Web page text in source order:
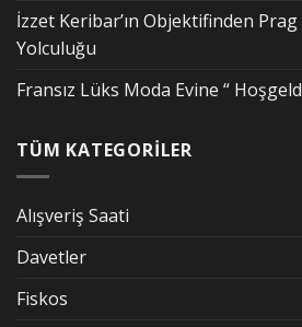
İzzet Keribar’ın Objektifinden
Yolculuğu
Fransız Lüks Moda Evine “
TÜM KATEGORİLER
Alışveriş Saati
Davetler
Fiskos